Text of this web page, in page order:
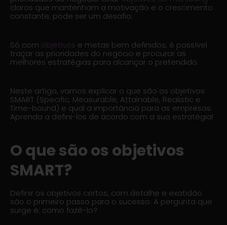
claros que mantenham a motivação e o crescimento
constante, pode ser um desafio.
Só com objetivos e metas bem definidos, é possível
traçar as prioridades do negócio e procurar as
melhores estratégias para alcançar o pretendido.
Neste artigo, vamos explicar o que são os objetivos
SMART (Specific, Measurable, Attainable, Realistic e
Time-bound) e qual a importância para as empresas.
Aprenda a defini-los de acordo com a sua estratégia!
O que são os objetivos
SMART?
Definir os objetivos certos, com detalhe e exatidão
são o primeiro passo para o sucesso. A pergunta que
surge é: como fazê-lo?